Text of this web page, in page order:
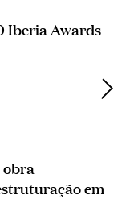
Iberia Awards
obra
em